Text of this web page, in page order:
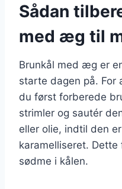
Sådan
med æg til
Brunkål med æg er
starte dagen på. For
du først forberede
strimler og sautér
eller olie, indtil den
karamelliseret.
sødme i kålen.